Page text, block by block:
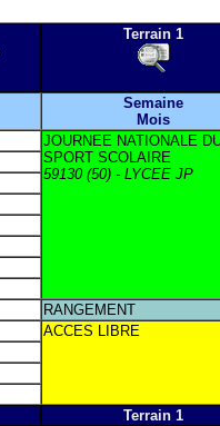
Terrain 1
Semaine
Mois
JOURNEE NATIONALE
SPORT SCOLAIRE
59130 (50) - LYCEE JP
RANGEMENT
ACCES LIBRE
Terrain 1